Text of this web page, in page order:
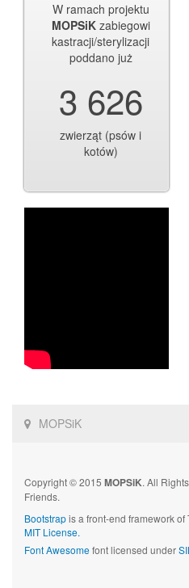
W ramach projektu
MOPSiKzabiegowi
kastracji/sterylizacji
poddano już
3 626
zwierząt (psów i
kotów)
MOPSiK
Copyright © 2015 MOPSiK. All
Friends.
Bootstrapis a front-end framework
MIT License.
Font Awesomefont licensed under